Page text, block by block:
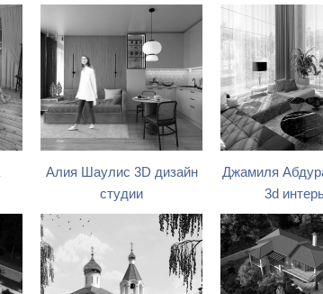
Алия Шаулис 3D дизайн
студии
Джамиля
3d